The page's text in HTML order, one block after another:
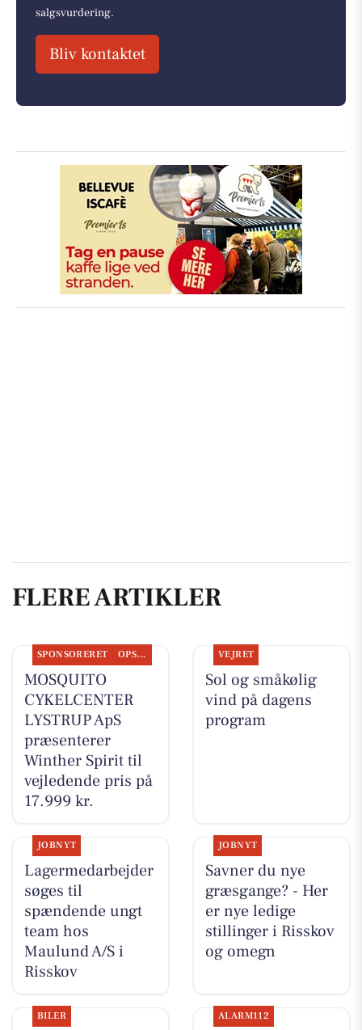
salgsvurdering.
Bliv kontaktet
FLERE ARTIKLER
SPONSORERET OPSLAGSTAVLEN
MOSQUITO
CYKELCENTER
LYSTRUP ApS
præsenterer
Winther Spirit til
vejledende pris på
17.999 kr.
VEJRET
Sol og småkølig
vind på dagens
program
JOBNYT
Lagermedarbejder
søges til
spændende ungt
team hos
Maulund A/S i
Risskov
JOBNYT
Savner du nye
græsgange? - Her
er nye ledige
stillinger i Risskov
og omegn
BILER ALARM112